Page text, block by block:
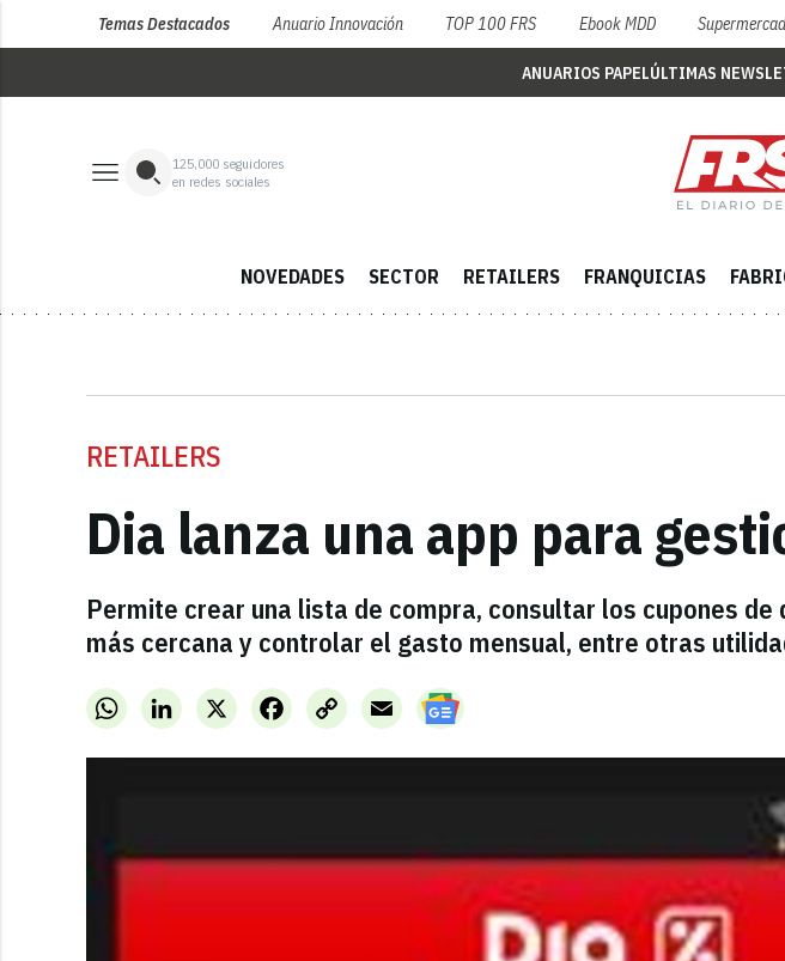
Temas Destacados Anuario Innovación TOP 100 FRS Ebook MDD
ANUARIOS PAPELÚLTIMAS
125,000 seguidores
en redes sociales
NOVEDADES SECTOR RETAILERS FRANQUICIAS
RETAILERS
Dia lanza una app para
Permite crear una lista de compra, consultar los cupones
más cercana y controlar el gasto mensual, entre otras
WhatsAppLinkedInX FacebookCopy
Link
Email